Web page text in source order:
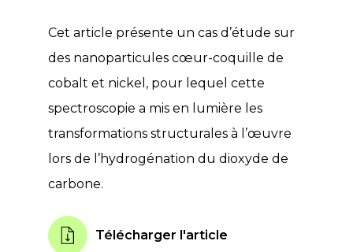
Cet article présente un cas d’étude sur
des nanoparticules cœur-coquille de
cobalt et nickel, pour lequel cette
spectroscopie a mis en lumière les
transformations structurales à l’œuvre
lors de l’hydrogénation du dioxyde de
carbone.
Télécharger l'article